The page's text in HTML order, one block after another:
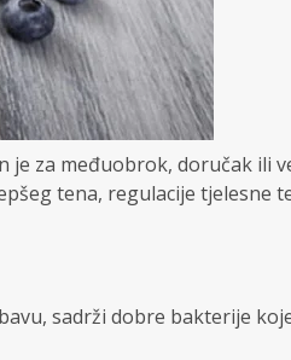
je za međuobrok, doručak ili
tena, regulacije tjelesne
sadrži dobre bakterije